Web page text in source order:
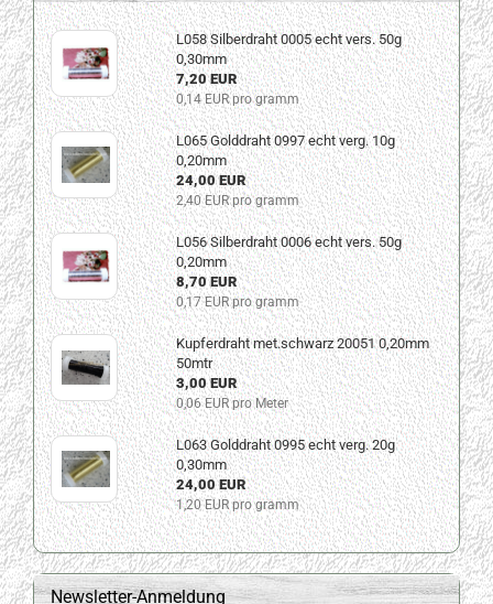
L058 Silberdraht 0005 echt vers. 50g
0,30mm
7,20 EUR
0,14 EUR pro gramm
L065 Golddraht 0997 echt verg. 10g
0,20mm
24,00 EUR
2,40 EUR pro gramm
L056 Silberdraht 0006 echt vers. 50g
0,20mm
8,70 EUR
0,17 EUR pro gramm
Kupferdraht met.schwarz 20051 0,20mm
50mtr
3,00 EUR
0,06 EUR pro Meter
L063 Golddraht 0995 echt verg. 20g
0,30mm
24,00 EUR
1,20 EUR pro gramm
Newsletter-Anmeldung